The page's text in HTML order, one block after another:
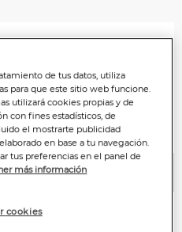
de tus datos, utiliza
para que este sitio web funcione.
utilizará cookies propias y de
con fines estadísticos, de
el mostrarte publicidad
en base a tu navegación.
tus preferencias en el panel de
más información
cookies